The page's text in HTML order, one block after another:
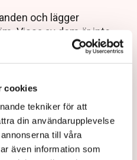
cookies
tekniker för att
din användarupplevelse
till våra
även information som
och lägger
Vissa av dem är inte
redan som en viktig